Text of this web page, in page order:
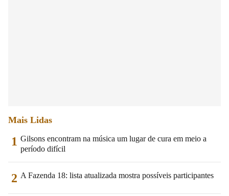
Mais Lidas
1 Gilsons encontram na música um lugar de cura em meio a
período difícil
2 A Fazenda 18: lista atualizada mostra possíveis participantes